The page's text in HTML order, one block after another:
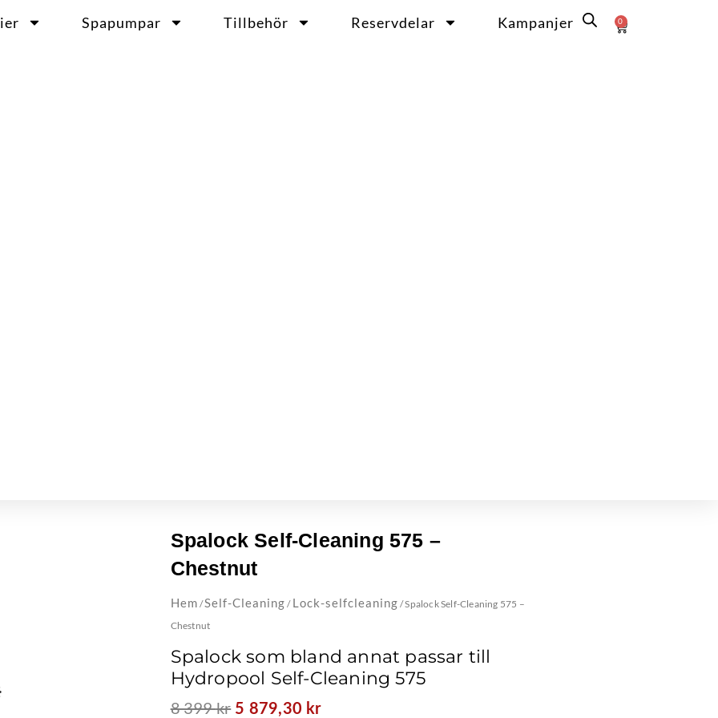
Spapumpar Tillbehör Reservdelar Kampanjer 0
Varukorg
Spalock Self-Cleaning 575 –
Chestnut
Hem /Self-Cleaning / Lock-selfcleaning / Spalock Self-Cleaning 575 –
Chestnut
Spalock som bland annat passar till
Hydropool Self-Cleaning 575
8 399kr Det
5 879,30 krDet